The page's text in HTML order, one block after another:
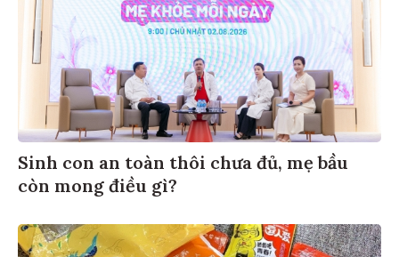
Sinh con an toàn thôi chưa đủ, mẹ bầu
còn mong điều gì?